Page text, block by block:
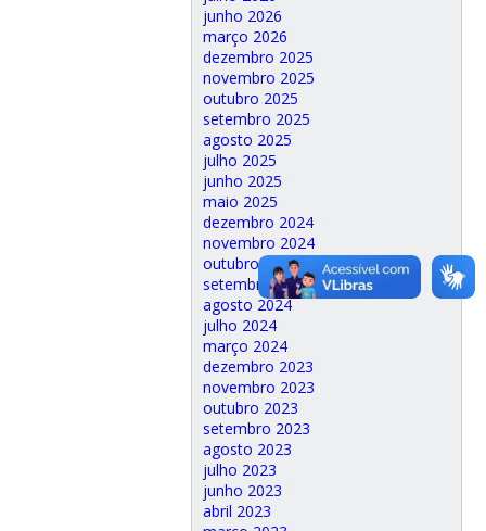
junho 2026
março 2026
dezembro 2025
novembro 2025
outubro 2025
setembro 2025
agosto 2025
julho 2025
junho 2025
maio 2025
dezembro 2024
novembro 2024
outubro 2024
setembro 2024
agosto 2024
julho 2024
março 2024
dezembro 2023
novembro 2023
outubro 2023
setembro 2023
agosto 2023
julho 2023
junho 2023
abril 2023